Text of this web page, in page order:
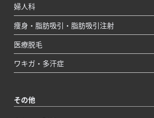
婦人科
痩身・脂肪吸引・脂肪吸引注射
医療脱毛
ワキガ・多汗症
その他